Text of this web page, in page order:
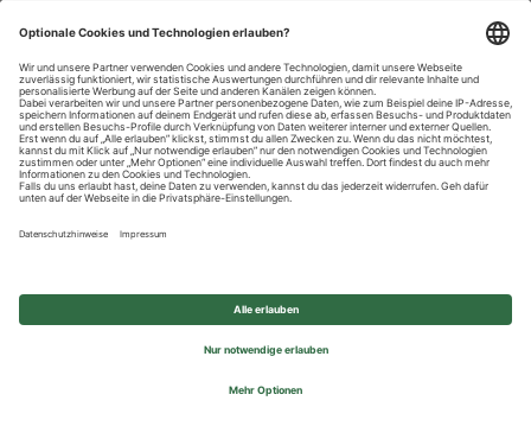
Datenschutzhinweise
Impressum
Privatsphäre-Einstellungen
© 2026 REWE Group - All rights reserved